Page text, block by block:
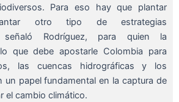
Para eso hay que plantar
otro tipo de estrategias
señaló Rodríguez, para quien la
que debe apostarle Colombia para
las cuencas hidrográficas y los
un papel fundamental en la captura de
el cambio climático.